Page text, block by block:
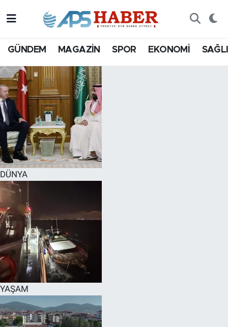
GÜNDEM MAGAZİN SPOR EKONOMİ
DÜNYA
YAŞAM